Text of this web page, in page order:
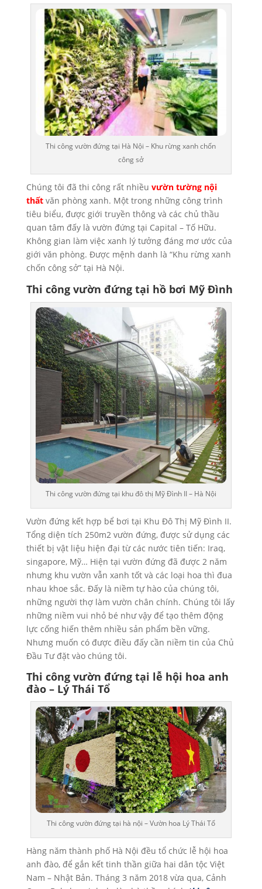
Thi công vườn đứng tại Hà Nội – Khu rừng xanh chốn
công sở
Chúng tôi đã thi công rất nhiều vườn tường nội
thấtvăn phòng xanh. Một trong những công trình
tiêu biểu, được giới truyền thông và các chủ thầu
quan tâm đấy là vườn đứng tại Capital – Tố Hữu.
Không gian làm việc xanh lý tưởng đáng mơ ước của
giới văn phòng. Được mệnh danh là “Khu rừng xanh
chốn công sở” tại Hà Nội.
Thi công vườn đứng tại hồ bơi Mỹ Đình
Thi công vườn đứng tại khu đô thị Mỹ Đình II – Hà Nội
Vườn đứng kết hợp bể bơi tại Khu Đô Thị Mỹ Đình II.
Tổng diện tích 250m2 vườn đứng, được sử dụng các
thiết bị vật liệu hiện đại từ các nước tiên tiến: Iraq,
singapore, Mỹ… Hiện tại vườn đứng đã được 2 năm
nhưng khu vườn vẫn xanh tốt và các loại hoa thì đua
nhau khoe sắc. Đấy là niềm tự hào của chúng tôi,
những người thợ làm vườn chân chính. Chúng tôi lấy
những niềm vui nhỏ bé như vậy để tạo thêm động
lực cống hiến thêm nhiều sản phẩm bền vững.
Nhưng muốn có được điều đấy cần niềm tin của Chủ
Đầu Tư đặt vào chúng tôi.
Thi công vườn đứng tại lễ hội hoa anh
đào – Lý Thái Tổ
Thi công vườn đứng tại hà nội – Vườn hoa Lý Thái Tổ
Hàng năm thành phố Hà Nội đều tổ chức lễ hội hoa
anh đào, để gắn kết tinh thần giữa hai dân tộc Việt
Nam – Nhật Bản. Tháng 3 năm 2018 vừa qua, Cảnh